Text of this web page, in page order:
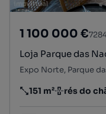
1 100 000 €
Loja Parque das
Expo Norte, Parque
Preço por metro
151 m²
Andar rés do